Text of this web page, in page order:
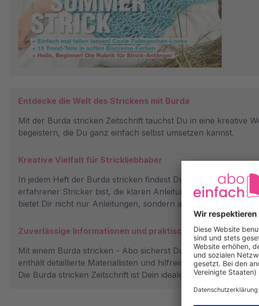
Entdecke die Welt des Strickens mit Burda
Mit der Burda stricken Zeitschrift tauchst Du in eine kreative
begeistern, die Du ganz einfach selbst umsetzen kannst.
Kreative Vielfalt für Strickliebhaber
In jedem Heft der Burda stricken findest Du eine Vielzahl an
erfahrener Stricker bist, die klaren Anleitungen helfen Dir,
bietet Dir nicht nur Anleitungen, sondern auch wertvolle
Zuverlässige Informationen und praktische Details
Mit einem Burda stricken - Abo sicherst Du Dir regelmäßig
enthält detaillierte Materiallisten und hilfreiche Angaben zu
Die Burda stricken Zeitschrift ist Dein idealer Begleiter auf